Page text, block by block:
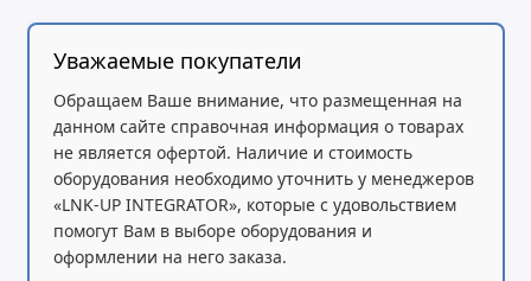
Уважаемые покупатели
Обращаем Ваше внимание, что размещенная на
данном сайте справочная информация о товарах
не является офертой. Наличие и стоимость
оборудования необходимо уточнить у менеджеров
«LNK-UP INTEGRATOR», которые с удовольствием
помогут Вам в выборе оборудования и
оформлении на него заказа.